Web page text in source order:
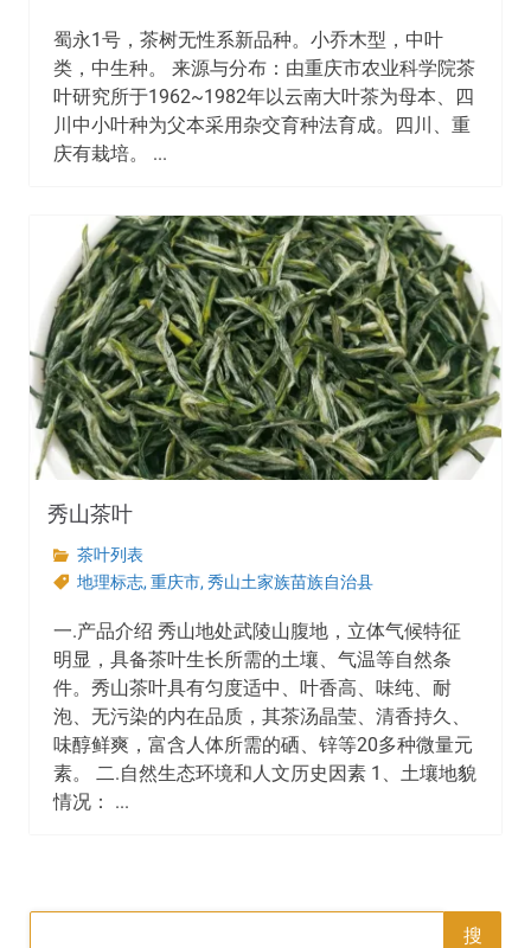
蜀永1号，茶树无性系新品种。小乔木型，中叶
类，中生种。 来源与分布：由重庆市农业科学院茶
叶研究所于1962~1982年以云南大叶茶为母本、四
川中小叶种为父本采用杂交育种法育成。四川、重
庆有栽培。 ...
秀山茶叶
茶叶列表
地理标志, 重庆市, 秀山土家族苗族自治县
一.产品介绍 秀山地处武陵山腹地，立体气候特征
明显，具备茶叶生长所需的土壤、气温等自然条
件。秀山茶叶具有匀度适中、叶香高、味纯、耐
泡、无污染的内在品质，其茶汤晶莹、清香持久、
味醇鲜爽，富含人体所需的硒、锌等20多种微量元
素。 二.自然生态环境和人文历史因素 1、土壤地貌
情况： ...
搜